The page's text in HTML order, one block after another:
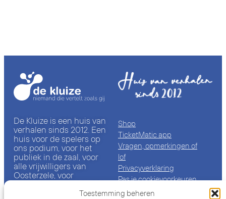
Toestemming beheren
De Kluize is een huis van
verhalen sinds 2012. Een
huis voor de spelers op
ons podium, voor het
publiek in de zaal, voor
alle vrijwilligers van
Oosterzele, voor
iedereen die bij ons een
locatie huurt of er te
Shop
TicketMatic app
Vragen, opmerkingen of
lof
Privacyverklaring
Pas je cookievoorkeuren
aan